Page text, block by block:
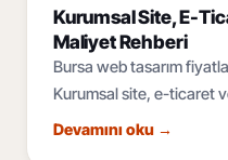
Kurumsal Site, E-
Maliyet Rehberi
Bursa web tasarım
Kurumsal site, e-ticaret
bantları, fiyatı belirleyen
Devamını oku →